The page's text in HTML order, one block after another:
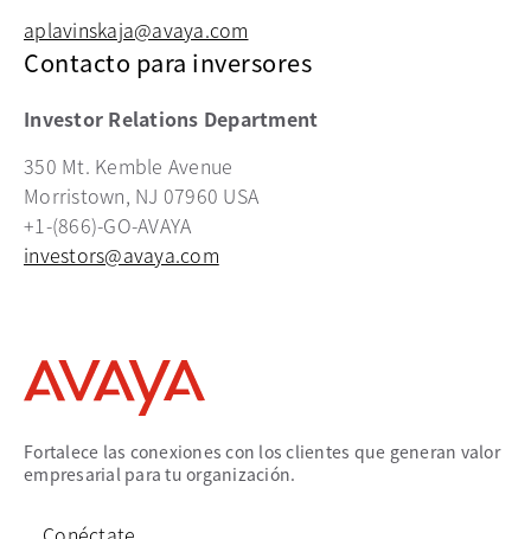
aplavinskaja@avaya.com
Contacto para inversores
Investor Relations Department
350 Mt. Kemble Avenue
Morristown, NJ 07960 USA
+1-(866)-GO-AVAYA
investors@avaya.com
Fortalece las conexiones con los clientes que generan valor
empresarial para tu organización.